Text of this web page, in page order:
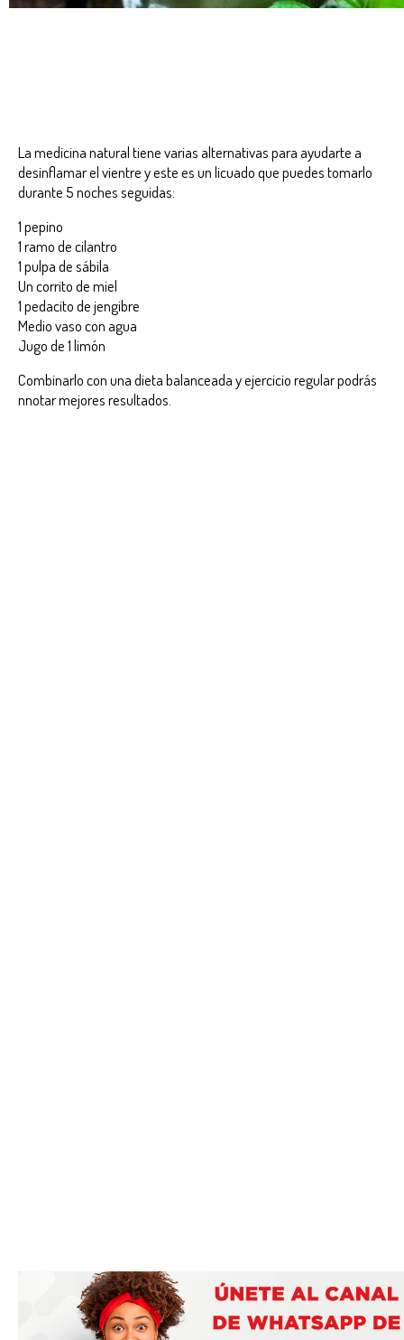
La medicina natural tiene varias alternativas para ayudarte a
desinflamar el vientre y este es un licuado que puedes tomarlo
durante 5 noches seguidas:
1 pepino
1 ramo de cilantro
1 pulpa de sábila
Un corrito de miel
1 pedacito de jengibre
Medio vaso con agua
Jugo de 1 limón
Combinarlo con una dieta balanceada y ejercicio regular podrás
nnotar mejores resultados.